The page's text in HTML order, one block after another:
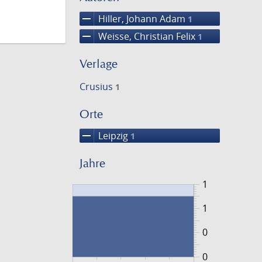
remove Hiller, Johann Adam 1
remove Weisse, Christian Felix 1
Verlage
Crusius 1
Orte
remove Leipzig 1
Jahre
0
1
0
1